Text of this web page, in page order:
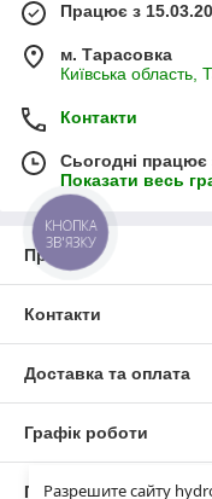
Разрешите сайту
Працює з
м. Тарасовка
Київська область,
Контакти
Сьогодні працює
Показати весь
Про нас
Контакти
Доставка та оплата
Графік роботи
Повна версія сайту
КНОПКА
ЗВ'ЯЗКУ